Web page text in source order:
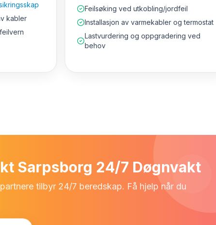
kabler
Feilsøking ved utkobling/jordfeil
Installasjon av varmekabler og termostat
Lastvurdering og oppgradering ved
behov
Sarpsborg 24/7 Døgnvakt
tilbyr 24/7 beredskap. Få hjelp når du